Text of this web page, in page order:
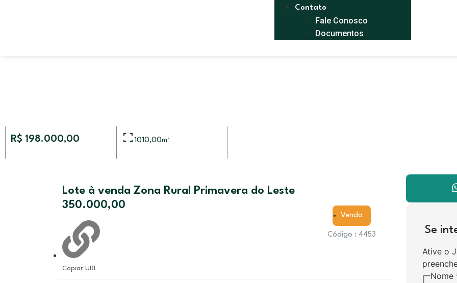
Contato
Fale Conosco
Documentos
R$ 198.000,00 1010,00m²
Lote à venda Zona Rural Primavera do Leste
350.000,00
Copiar URL
Venda
Código : 4453 Se
Ative o
Nome